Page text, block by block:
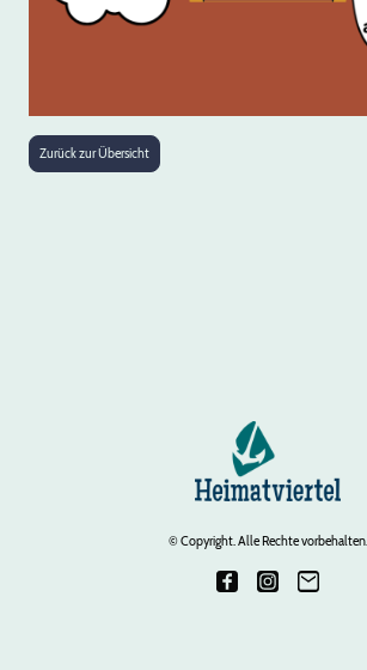
Zurück zur Übersicht
© Copyright. Alle Rechte vorbehalten.